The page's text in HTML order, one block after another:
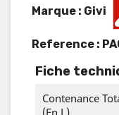
Marque : Givi
Reference :
Fiche
Contenance
(en L)